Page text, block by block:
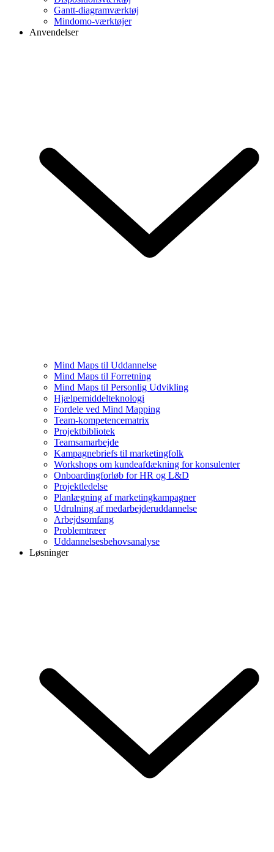
Gantt-diagramværktøj
Mindomo-værktøjer
Anvendelser
Mind Maps til Uddannelse
Mind Maps til Forretning
Mind Maps til Personlig Udvikling
Hjælpemiddelteknologi
Fordele ved Mind Mapping
Team-kompetencematrix
Projektbibliotek
Teamsamarbejde
Kampagnebriefs til marketingfolk
Workshops om kundeafdækning for konsulenter
Onboardingforløb for HR og L&D
Projektledelse
Planlægning af marketingkampagner
Udrulning af medarbejderuddannelse
Arbejdsomfang
Problemtræer
Uddannelsesbehovsanalyse
Løsninger